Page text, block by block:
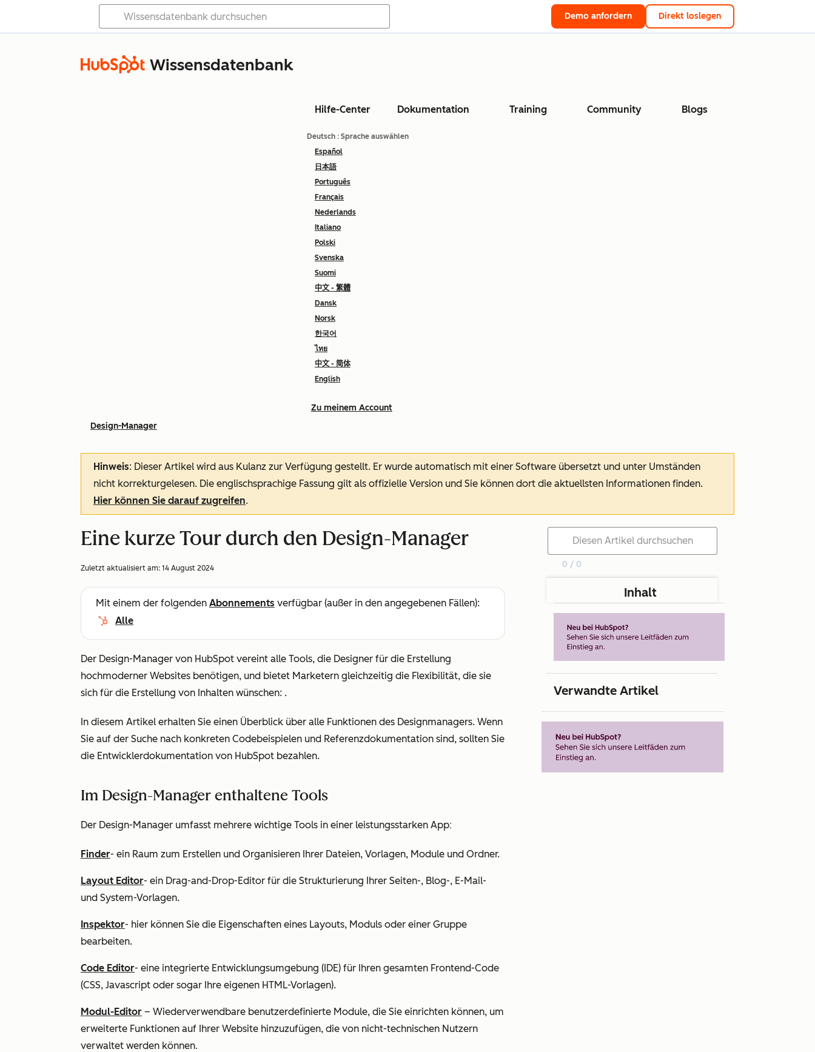
Demo anfordern Direkt loslegen
Wissensdatenbank
Hilfe-Center Dokumentation Training Community Blogs
Deutsch : Sprache auswählen
Español
日本語
Português
Français
Nederlands
Italiano
Polski
Svenska
Suomi
中文 - 繁體
Dansk
Norsk
한국어
ไทย
中文 - 简体
English
Zu meinem Account
Design-Manager
Hinweis: Dieser Artikel wird aus Kulanz zur Verfügung gestellt. Er wurde automatisch mit einer Software übersetzt und unter Umständen
nicht korrekturgelesen. Die englischsprachige Fassung gilt als offizielle Version und Sie können dort die aktuellsten Informationen finden.
Hier können Sie darauf zugreifen.
Eine kurze Tour durch den Design-Manager
Zuletzt aktualisiert am: 14 August 2024
Mit einem der folgenden Abonnements verfügbar (außer in den angegebenen Fällen):
Alle
Der Design-Manager von HubSpot vereint alle Tools, die Designer für die Erstellung
hochmoderner Websites benötigen, und bietet Marketern gleichzeitig die Flexibilität, die sie
sich für die Erstellung von Inhalten wünschen: .
In diesem Artikel erhalten Sie einen Überblick über alle Funktionen des Designmanagers. Wenn
Sie auf der Suche nach konkreten Codebeispielen und Referenzdokumentation sind, sollten Sie
die Entwicklerdokumentation von HubSpot bezahlen.
Im Design-Manager enthaltene Tools
Der Design-Manager umfasst mehrere wichtige Tools in einer leistungsstarken App:
Finder- ein Raum zum Erstellen und Organisieren Ihrer Dateien, Vorlagen, Module und Ordner.
Layout Editor- ein Drag-and-Drop-Editor für die Strukturierung Ihrer Seiten-, Blog-, E-Mail-
und System-Vorlagen.
Inspektor- hier können Sie die Eigenschaften eines Layouts, Moduls oder einer Gruppe
bearbeiten.
Code Editor- eine integrierte Entwicklungsumgebung (IDE) für Ihren gesamten Frontend-Code
(CSS, Javascript oder sogar Ihre eigenen HTML-Vorlagen).
Modul-Editor – Wiederverwendbare benutzerdefinierte Module, die Sie einrichten können, um
erweiterte Funktionen auf Ihrer Website hinzuzufügen, die von nicht-technischen Nutzern
verwaltet werden können.
0 / 0
Inhalt
Verwandte Artikel